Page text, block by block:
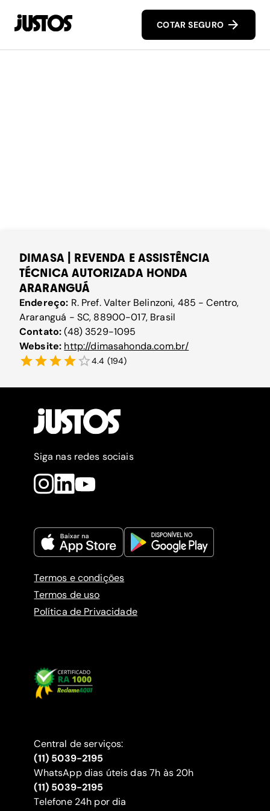
COTAR SEGURO
DIMASA | REVENDA E ASSISTÊNCIA
TÉCNICA AUTORIZADA HONDA
ARARANGUÁ
Endereço: R. Pref. Valter Belinzoni, 485 - Centro,
Araranguá - SC, 88900-017, Brasil
Contato:(48) 3529-1095
Website: http://dimasahonda.com.br/
4.4 (194)
Siga nas redes sociais
Termos e condições
Termos de uso
Política de Privacidade
Central de serviços:
(11) 5039-2195
WhatsApp dias úteis das 7h às 20h
(11) 5039-2195
‍Telefone 24h por dia